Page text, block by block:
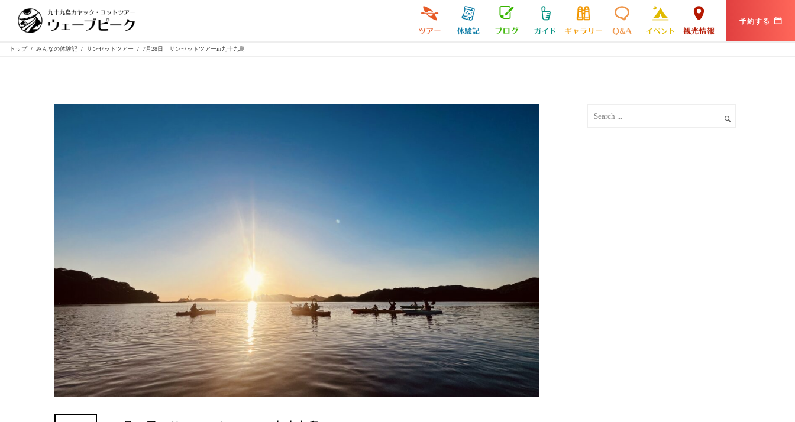
トップ / みんなの体験記 / サンセットツアー / 7月28日 サンセットツアーin九十九島